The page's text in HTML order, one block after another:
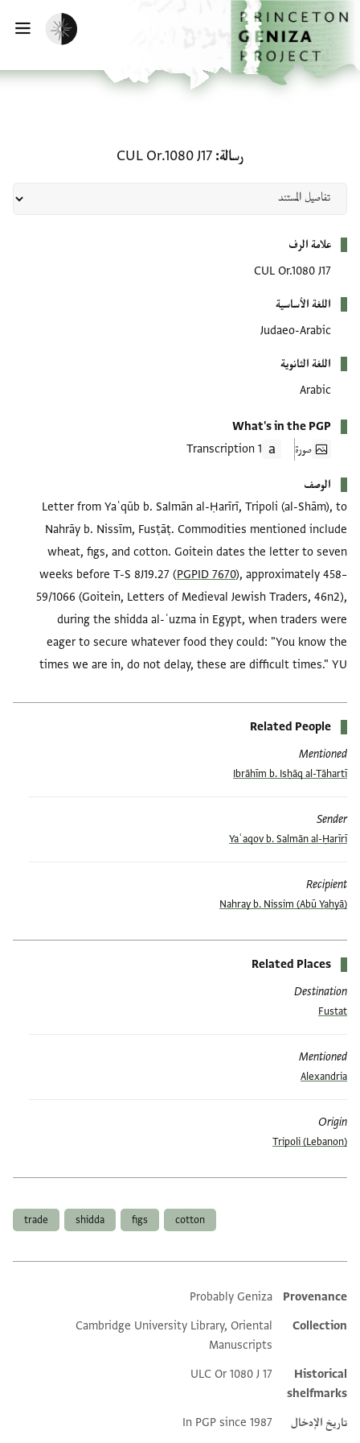
إلى المحتوى الرئيسي
الرئيسية
تفعيل الوضع المظلم
رسالة CUL Or.1080 J17
علامة الرف
CUL Or.1080 J17
اللغة الأساسية
Judaeo-Arabic
اللغة الثانوية
Arabic
What's in the PGP
صورة
1 Transcription
الوصف
Letter from Yaʿqūb b. Salmān al-Ḥarīrī, Tripoli (al-Shām), to
Nahrāy b. Nissīm, Fusṭāṭ. Commodities mentioned include
wheat, figs, and cotton. Goitein dates the letter to seven
weeks before T-S 8J19.27 (PGPID 7670), approximately 458–
59/1066 (Goitein, Letters of Medieval Jewish Traders, 46n2),
during the shidda al-ʿuzma in Egypt, when traders were
eager to secure whatever food they could: "You know the
times we are in, do not delay, these are difficult times." YU
Related People
Mentioned
Ibrāhīm b. Isḥāq al-Tāhartī
Sender
Yaʿaqov b. Salmān al-Ḥarīrī
Recipient
(Abū Yaḥyā) Nahray b. Nissim
Related Places
Destination
Fustat
Mentioned
Alexandria
Origin
Tripoli (Lebanon)
cotton
figs
shidda
trade
Additional metadata
Provenance
Probably Geniza
Collection
Cambridge University Library, Oriental
Manuscripts
Historical
shelfmarks
ULC Or 1080 J 17
تاريخ الإدخال In PGP since 1987